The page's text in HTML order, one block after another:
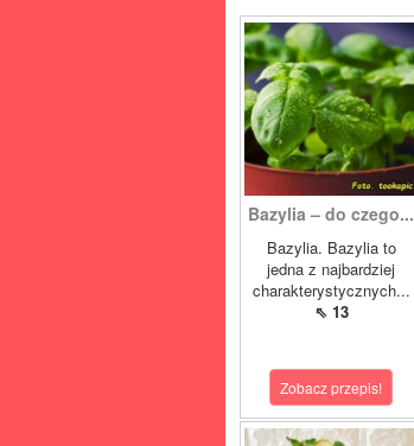
Bazylia – do czego...
Bazylia. Bazylia to
jedna z najbardziej
charakterystycznych...
⇖ 13
Zobacz przepis!